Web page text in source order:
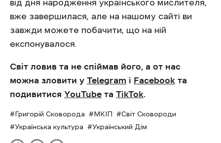
від дня народження українського мислителя,
вже завершилася, але на нашому сайті ви
завжди можете побачити, що на ній
експонувалося.
Світ ловив та не спіймав його, а от нас
можна зловити у Telegram і Facebook та
подивитися YouTube та TikTok.
Григорій Сковорода МКІП
Світ Сковороди
Українська культура
Український Дім